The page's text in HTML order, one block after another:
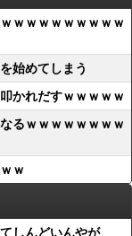
ｗｗｗｗｗｗｗｗｗ
始めてしまう
かれだすｗｗｗｗｗ
るｗｗｗｗｗｗｗｗ
ｗ
しんどいんやが